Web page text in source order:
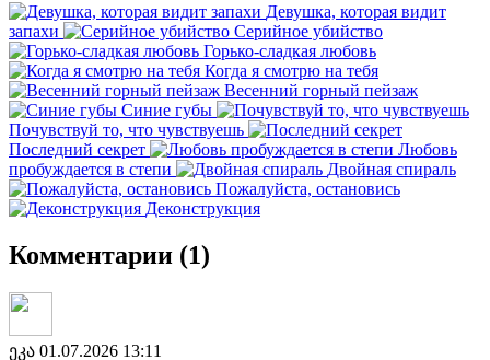
Девушка, которая видит
запахи
Серийное убийство
Горько-сладкая любовь
Когда я смотрю на тебя
Весенний горный пейзаж
Синие губы
Почувствуй то, что чувствуешь
Последний секрет
Любовь
пробуждается в степи
Двойная спираль
Пожалуйста, остановись
Деконструкция
Комментарии (1)
ეკა 01.07.2026 13:11